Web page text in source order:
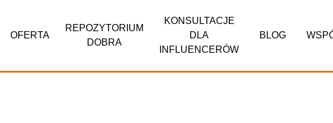
OFERTA
REPOZYTORIUM
DOBRA
KONSULTACJE
DLA
INFLUENCERÓW
BLOG